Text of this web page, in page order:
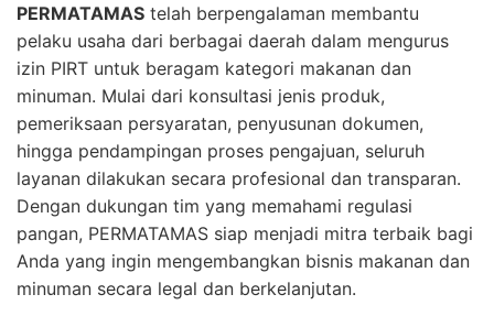
PERMATAMAS telah berpengalaman membantu
pelaku usaha dari berbagai daerah dalam mengurus
izin PIRT untuk beragam kategori makanan dan
minuman. Mulai dari konsultasi jenis produk,
pemeriksaan persyaratan, penyusunan dokumen,
hingga pendampingan proses pengajuan, seluruh
layanan dilakukan secara profesional dan transparan.
Dengan dukungan tim yang memahami regulasi
pangan, PERMATAMAS siap menjadi mitra terbaik bagi
Anda yang ingin mengembangkan bisnis makanan dan
minuman secara legal dan berkelanjutan.